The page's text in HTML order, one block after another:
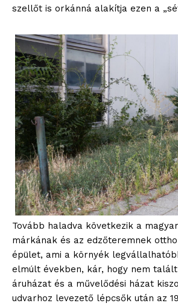
szellőt is orkánná alakítja ezen a
Tovább haladva következik a
márkának és az edzőteremnek
épület, ami a környék
elmúlt években, kár, hogy nem
áruházat és a művelődési házat
udvarhoz levezető lépcsők után az